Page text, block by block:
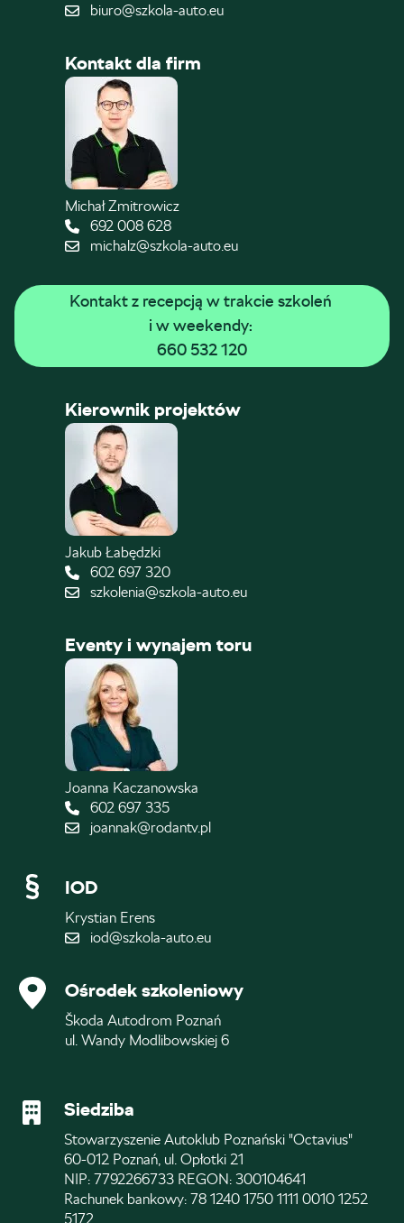
biuro@szkola-auto.eu
Kontakt dla firm
Michał Zmitrowicz
692 008 628
michalz@szkola-auto.eu
Kontakt z recepcją w trakcie szkoleń
i w weekendy:
660 532 120
Kierownik projektów
Jakub Łabędzki
602 697 320
szkolenia@szkola-auto.eu
Eventy i wynajem toru
Joanna Kaczanowska
602 697 335
joannak@rodantv.pl
IOD
Krystian Erens
iod@szkola-auto.eu
Ośrodek szkoleniowy
Škoda Autodrom Poznań
ul. Wandy Modlibowskiej 6
Siedziba
Stowarzyszenie Autoklub Poznański "Octavius"
60-012 Poznań, ul. Opłotki 21
NIP: 7792266733 REGON: 300104641
Rachunek bankowy: 78 1240 1750 1111 0010 1252
5172